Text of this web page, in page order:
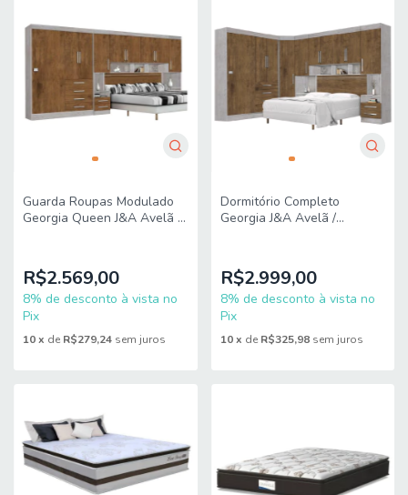
Guarda Roupas Modulado
Georgia Queen J&A Avelã /
R$2.569,00
8% de desconto à vista no
Pix
10x de R$279,24 sem juros
Dormitório Completo
Georgia J&A Avelã /
R$2.999,00
8% de desconto à vista no
Pix
10 x de R$325,98 sem juros